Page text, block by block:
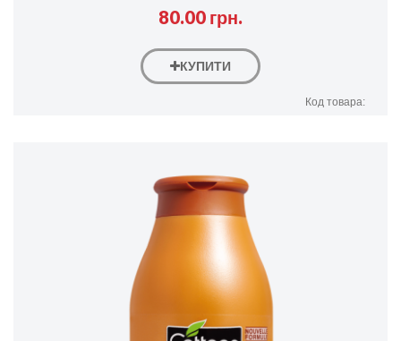
80.00 грн.
КУПИТИ
Код товара: